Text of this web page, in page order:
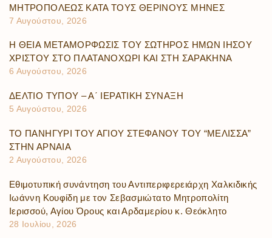
ΜΗΤΡΟΠΟΛΕΩΣ ΚΑΤΑ ΤΟΥΣ ΘΕΡΙΝΟΥΣ ΜΗΝΕΣ
7 Αυγούστου, 2026
Η ΘΕΙΑ ΜΕΤΑΜΟΡΦΩΣΙΣ ΤΟΥ ΣΩΤΗΡΟΣ ΗΜΩΝ ΙΗΣΟΥ
ΧΡΙΣΤΟΥ ΣΤΟ ΠΛΑΤΑΝΟΧΩΡΙ ΚΑΙ ΣΤΗ ΣΑΡΑΚΗΝΑ
6 Αυγούστου, 2026
ΔΕΛΤΙΟ ΤΥΠΟΥ – Α΄ ΙΕΡΑΤΙΚΗ ΣΥΝΑΞΗ
5 Αυγούστου, 2026
ΤΟ ΠΑΝΗΓΥΡΙ ΤΟΥ ΑΓΙΟΥ ΣΤΕΦΑΝΟΥ ΤΟΥ “ΜΕΛΙΣΣΑ”
ΣΤΗΝ ΑΡΝΑΙΑ
2 Αυγούστου, 2026
Εθιμοτυπική συνάντηση του Αντιπεριφερειάρχη Χαλκιδικής
Ιωάννη Κουφίδη με τον Σεβασμιώτατο Μητροπολίτη
Ιερισσού, Αγίου Όρους και Αρδαμερίου κ. Θεόκλητο
28 Ιουλίου, 2026